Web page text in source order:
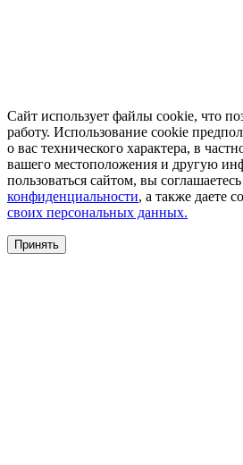
Сайт использует файлы cookie, что
работу. Использование cookie
о вас технического характера, в
вашего местоположения и другую
пользоваться сайтом, вы
конфиденциальности, а также даете
своих персональных данных.
Принять